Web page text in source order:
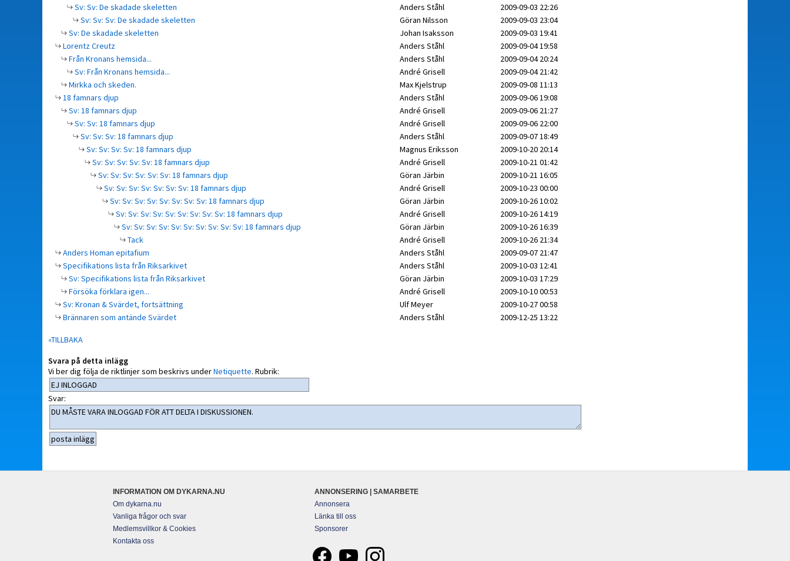
Sv: Sv: De skadade skeletten
Anders Ståhl
2009-09-03 22:26
Sv: Sv: Sv: De skadade skeletten
Göran Nilsson
2009-09-03 23:04
Sv: De skadade skeletten
Johan Isaksson
2009-09-03 19:41
Lorentz Creutz
Anders Ståhl
2009-09-04 19:58
Från Kronans hemsida...
Anders Ståhl
2009-09-04 20:24
Sv: Från Kronans hemsida...
André Grisell
2009-09-04 21:42
Mirkka och skeden.
Max Kjelstrup
2009-09-08 11:13
18 famnars djup
Anders Ståhl
2009-09-06 19:08
Sv: 18 famnars djup
André Grisell
2009-09-06 21:27
Sv: Sv: 18 famnars djup
André Grisell
2009-09-06 22:00
Sv: Sv: Sv: 18 famnars djup
Anders Ståhl
2009-09-07 18:49
Sv: Sv: Sv: Sv: 18 famnars djup
Magnus Eriksson
2009-10-20 20:14
Sv: Sv: Sv: Sv: Sv: 18 famnars djup
André Grisell
2009-10-21 01:42
Sv: Sv: Sv: Sv: Sv: Sv: 18 famnars djup
Göran Järbin
2009-10-21 16:05
Sv: Sv: Sv: Sv: Sv: Sv: Sv: 18 famnars djup
André Grisell
2009-10-23 00:00
Sv: Sv: Sv: Sv: Sv: Sv: Sv: Sv: 18 famnars djup
Göran Järbin
2009-10-26 10:02
Sv: Sv: Sv: Sv: Sv: Sv: Sv: Sv: Sv: 18 famnars djup
André Grisell
2009-10-26 14:19
Sv: Sv: Sv: Sv: Sv: Sv: Sv: Sv: Sv: Sv: 18 famnars djup
Göran Järbin
2009-10-26 16:39
Tack
André Grisell
2009-10-26 21:34
Anders Homan epitafium
Anders Ståhl
2009-09-07 21:47
Specifikations lista från Riksarkivet
Anders Ståhl
2009-10-03 12:41
Sv: Specifikations lista från Riksarkivet
Göran Järbin
2009-10-03 17:29
Försöka förklara igen...
André Grisell
2009-10-10 00:53
Sv: Kronan & Svärdet, fortsättning
Ulf Meyer
2009-10-27 00:58
Brännaren som antände Svärdet
Anders Ståhl 2009-12-25 13:22
«TILLBAKA
Svara på detta inlägg
Vi ber dig följa de riktlinjer som beskrivs underNetiquette. Rubrik:
Svar:
INFORMATION OM DYKARNA.NU
Om dykarna.nu
Vanliga frågor och svar
Medlemsvillkor & Cookies
Kontakta oss
ANNONSERING | SAMARBETE
Annonsera
Länka till oss
Sponsorer